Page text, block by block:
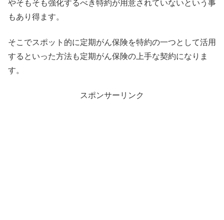
やそもそも強化するべき特約が用意されていないという事
もあり得ます。
そこでスポット的に定期がん保険を特約の一つとして活用
するといった方法も定期がん保険の上手な契約になりま
す。
スポンサーリンク